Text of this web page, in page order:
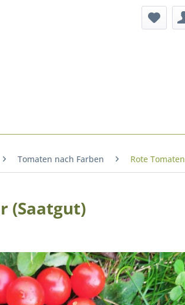
Tomaten nach Farben Rote Tomaten
(Saatgut)